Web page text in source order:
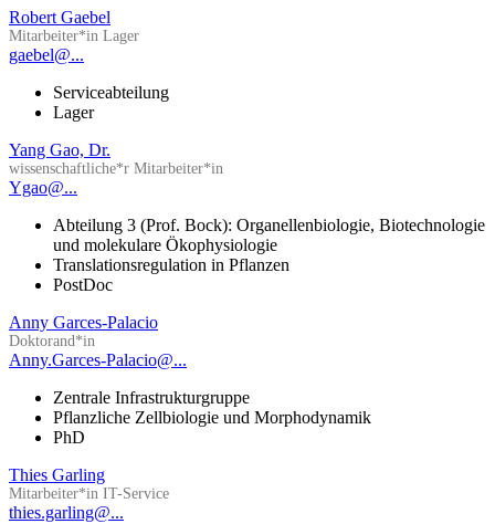
Robert Gaebel
Mitarbeiter*in Lager
gaebel@...
Serviceabteilung
Lager
Yang Gao, Dr.
wissenschaftliche*r Mitarbeiter*in
Ygao@...
Abteilung 3 (Prof. Bock): Organellenbiologie, Biotechnologie
und molekulare Ökophysiologie
Translationsregulation in Pflanzen
PostDoc
Anny Garces-Palacio
Doktorand*in
Anny.Garces-Palacio@...
Zentrale Infrastrukturgruppe
Pflanzliche Zellbiologie und Morphodynamik
PhD
Thies Garling
Mitarbeiter*in IT-Service
thies.garling@...